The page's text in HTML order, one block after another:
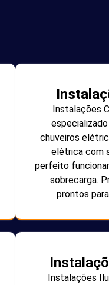
Instalações
chuveiros
elétrica com
perfeito
sobrecarga.
prontos
Instalações